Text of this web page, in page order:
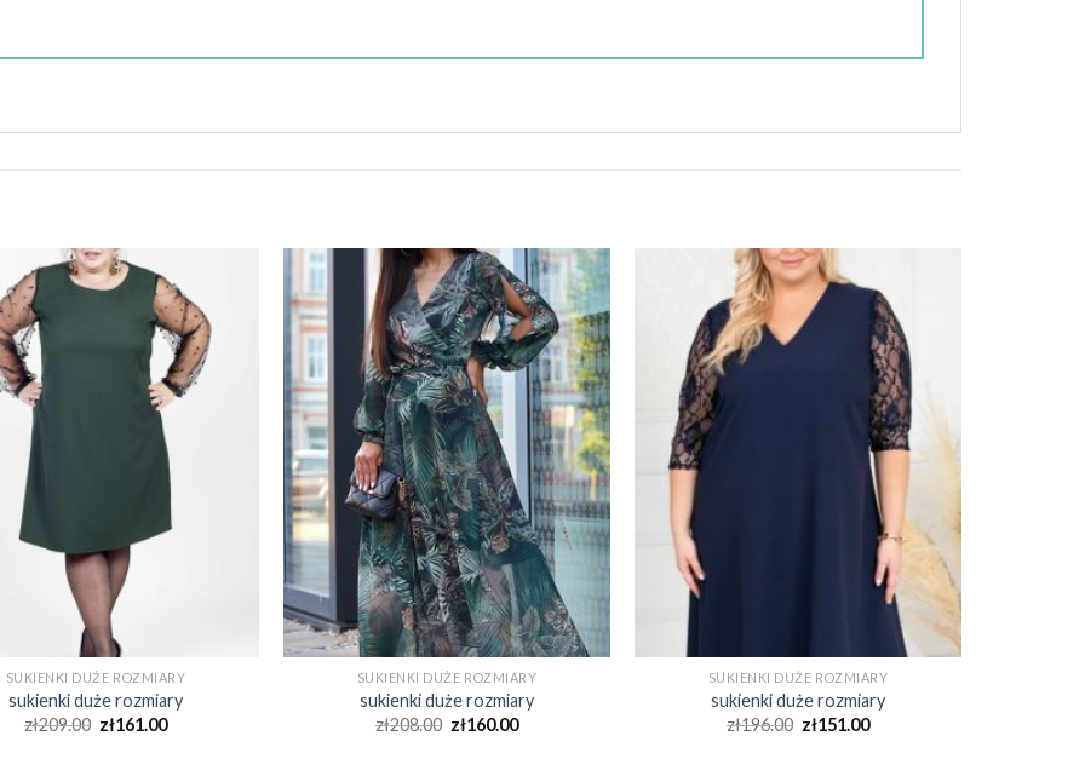
SUKIENKI DUŻE ROZMIARY
sukienki duże rozmiary
zł209.00 zł161.00
SUKIENKI DUŻE ROZMIARY
sukienki duże rozmiary
zł208.00 zł160.00
SUKIENKI DUŻE ROZMIARY
sukienki duże rozmiary
zł196.00 zł151.00